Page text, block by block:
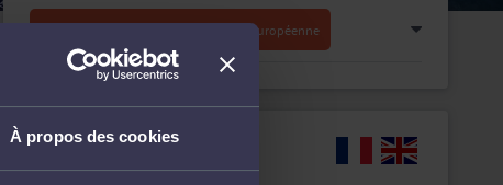
À propos des cookies
Droit international et de l'Union européenne
Langues